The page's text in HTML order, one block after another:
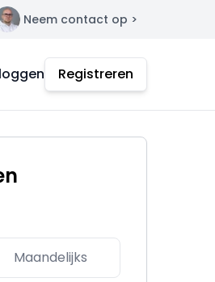
Neem contact op >
Registreren
Maandelijks